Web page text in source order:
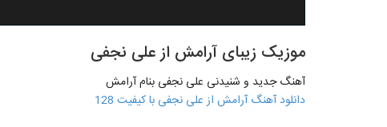
موزیک زیبای آرامش از علی نجفی
آهنگ جدید و شنیدنی علی نجفی بنام آرامش
دانلود آهنگ آرامش از علی نجفی با کیفیت 128